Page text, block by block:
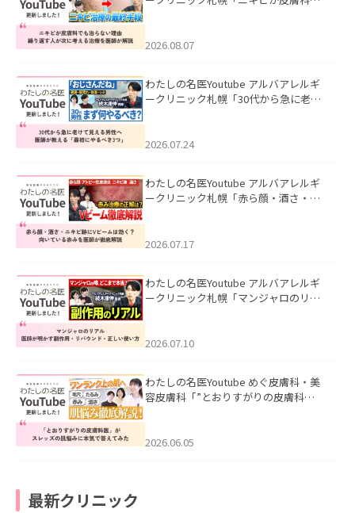
ました。
2026.08.07
わたしの名医Youtube アルバアレルギ
ークリニック札幌「30代から急に老け
た。
2026.07.24
わたしの名医Youtube アルバアレルギ
ークリニック札幌「赤ら顔・酒さ・ニ
した。
2026.07.17
わたしの名医Youtube アルバアレルギ
ークリニック札幌「マンジャロのリア
た。
2026.07.10
わたしの名医Youtube めぐ皮膚科・美
容皮膚科「”とおりすがりの皮膚科
2026.06.05
最新クリニック